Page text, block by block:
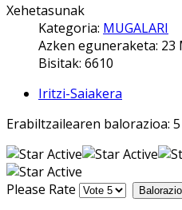
Xehetasunak
Kategoria: MUGALARI
Azken eguneraketa: 23
Bisitak: 6610
Iritzi-Saiakera
Erabiltzailearen balorazioa: 5
Please Rate